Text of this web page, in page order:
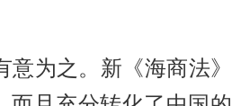
为之。新《海商法》